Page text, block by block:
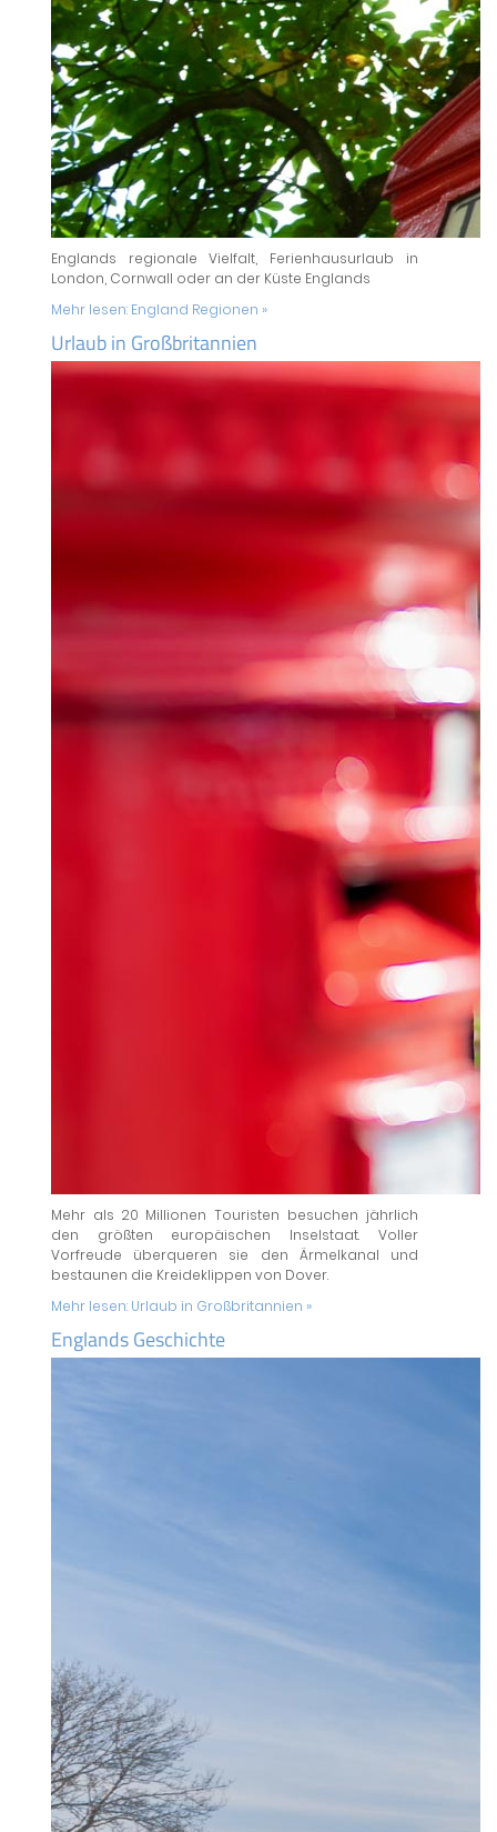
Englands regionale Vielfalt, Ferienhausurlaub in
London, Cornwall oder an der Küste Englands
Mehr lesen: England Regionen »
Urlaub in Großbritannien
Mehr als 20 Millionen Touristen besuchen jährlich
den größten europäischen Inselstaat. Voller
Vorfreude überqueren sie den Ärmelkanal und
bestaunen die Kreideklippen von Dover.
Mehr lesen: Urlaub in Großbritannien »
Englands Geschichte